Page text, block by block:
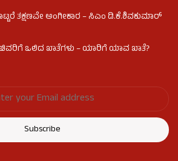
ತಕ್ಷಣವೇ ಅಂಗೀಕಾರ – ಸಿಎಂ ಡಿ.ಕೆ.ಶಿವಕುಮಾರ್
ಒಲಿದ ಖಾತೆಗಳು – ಯಾರಿಗೆ ಯಾವ ಖಾತೆ?